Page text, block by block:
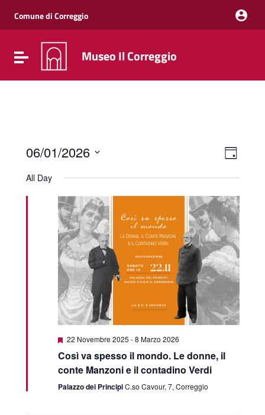
Vai al menu di navigazione
Vai al footer
Comune di Correggio
Attiva / disattiva la navigazione
Museo Il Correggio
Views
Event
Views
Day
06/01/2026
date.
All Day
Featured
22 Novembre 2025 -8 Marzo 2026
Così va spesso il mondo. Le donne, il
conte Manzoni e il contadino Verdi
Palazzo dei PrincipiC.so Cavour, 7, Correggio